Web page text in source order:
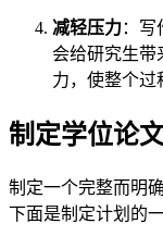
减轻压力：写
会给研究生带
力，使整个过
制定学位论
制定一个完整而明
下面是制定计划的